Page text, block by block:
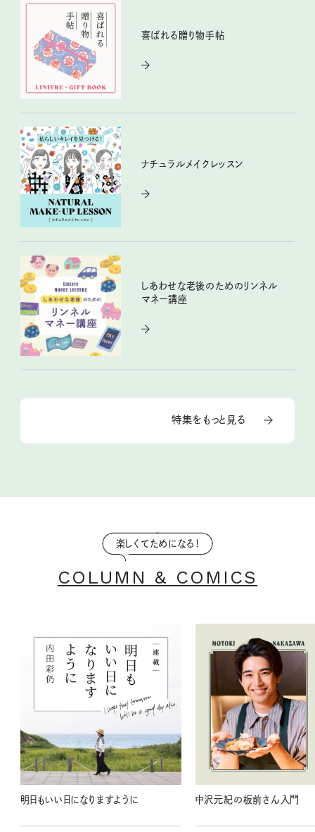
喜ばれる贈り物手帖
ナチュラルメイクレッスン
しあわせな老後のためのリンネル
マネー講座
特集をもっと見る
楽しくてためになる！
COLUMN & COMICS
明日もいい日になりますように 中沢元紀の板前さん入門